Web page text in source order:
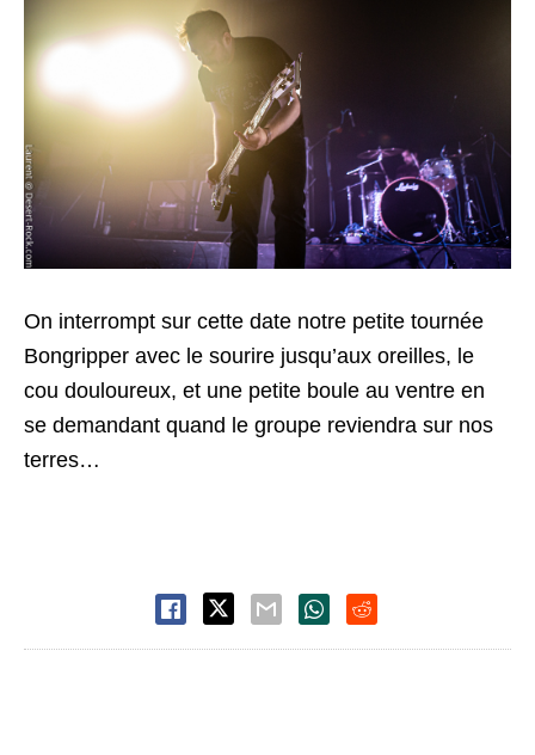
On interrompt sur cette date notre petite tournée
Bongripper avec le sourire jusqu’aux oreilles, le
cou douloureux, et une petite boule au ventre en
se demandant quand le groupe reviendra sur nos
terres…